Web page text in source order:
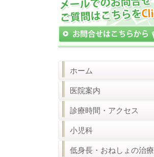
ホーム
医院案内
診療時間・アクセス
小児科
低身長・おねしょの治療